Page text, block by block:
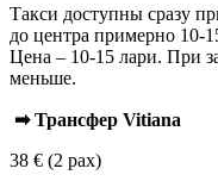
Такси доступны сразу
до центра примерно 10-
Цена – 10-15 лари. При
меньше.
➡ Трансфер Vitiana
38 € (2 pax)